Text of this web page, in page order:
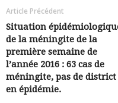
Article Précédent
Situation
de la méningite de la
première semaine de
l’année 2016 : 63 cas de
méningite, pas de district
en épidémie.